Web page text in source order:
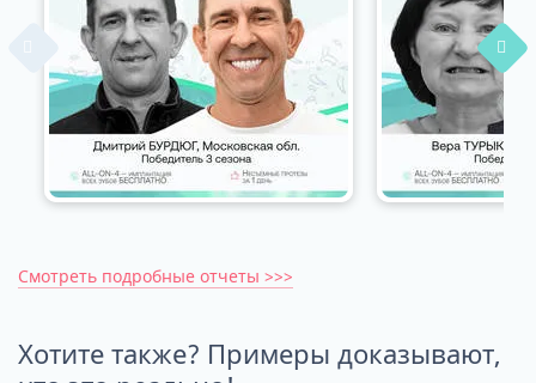
Смотреть подробные отчеты >>>
Хотите также? Примеры доказывают,